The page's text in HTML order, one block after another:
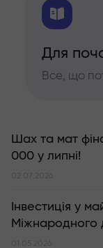
Для
Все, що
Шах та мат
000 у липні!
02.07.2026
Інвестиція у
Міжнародного
01.05.2026